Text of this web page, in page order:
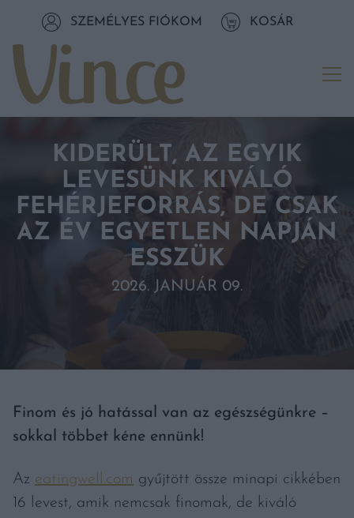
Tovább a tartalomhozSZEMÉLYES FIÓKOM KOSÁR
KIDERÜLT, AZ EGYIK
LEVESÜNK KIVÁLÓ
FEHÉRJEFORRÁS, DE CSAK
AZ ÉV EGYETLEN NAPJÁN
ESSZÜK
2026. JANUÁR 09.
Finom és jó hatással van az egészségünkre –
sokkal többet kéne ennünk!
Az eatingwell.com gyűjtött össze minapi cikkében
16 levest, amik nemcsak finomak, de kiváló